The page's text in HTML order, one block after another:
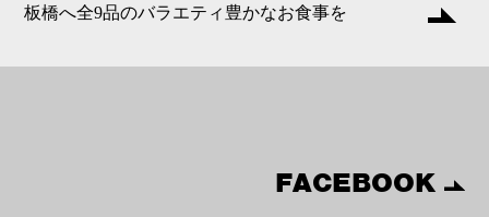
板橋へ全9品のバラエティ豊かなお食事を
FACEBOOK